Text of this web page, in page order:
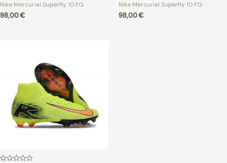
Nike Mercurial Superfly 10 FG
98,00€
Nike Mercurial Superfly 10 FG
98,00€